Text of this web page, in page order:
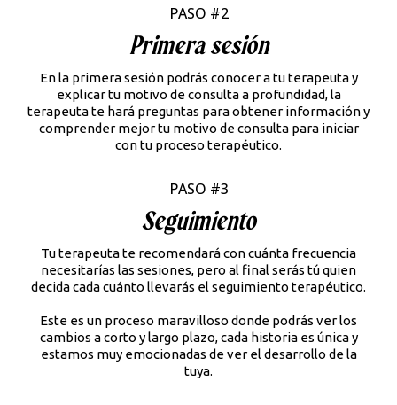
PASO #2
Primera sesión
En la primera sesión podrás conocer a tu terapeuta y
explicar tu motivo de consulta a profundidad, la
terapeuta te hará preguntas para obtener información y
comprender mejor tu motivo de consulta para iniciar
con tu proceso terapéutico.
PASO #3
Seguimiento
Tu terapeuta te recomendará con cuánta frecuencia
necesitarías las sesiones, pero al final serás tú quien
decida cada cuánto llevarás el seguimiento terapéutico.
Este es un proceso maravilloso donde podrás ver los
cambios a corto y largo plazo, cada historia es única y
estamos muy emocionadas de ver el desarrollo de la
tuya.